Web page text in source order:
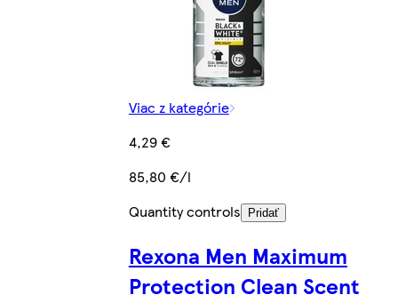
Viac z kategórie
4,29 €
85,80 €/l
Quantity controls
Pridať
Rexona Men Maximum
Protection Clean Scent